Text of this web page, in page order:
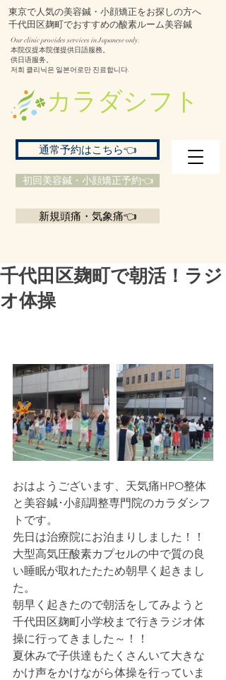
東京で人気の美容鍼・小顔矯正をお探しの方へ
千代田区麹町でおすすめの酸素ルーム美容鍼
​カラダシフト
初回美容鍼・小顔矯正予約👈
通常予約はこちら👈
新規頭痛・気象痛👈
Our clinic provides services in Japanese only.
本院仅提本院僅提供日語服務。
供日语服务。
저희 클리닉은 일본어로만 진료합니다.
千代田区麹町で朝活！ラジ
オ体操
おはようございます、天気痛HPO整体
と美容鍼･小顔調整専門院のカラダシフ
トです。
先日は治療院にお泊まりしました！！
大型高気圧酸素カプセルの中で質の良
い睡眠が取れたたため朝早く起きまし
た。
朝早く起きたので朝活をしてみようと
千代田区麹町小学校まで行きラジオ体
操に行ってきました～！！
夏休みで子供達もたくさんいて大きな
かけ声をかけながら体操を行っていま